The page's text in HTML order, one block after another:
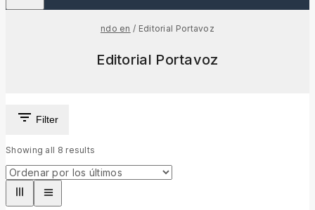
ndo en / Editorial Portavoz
Editorial Portavoz
Filter
Showing all 8 results